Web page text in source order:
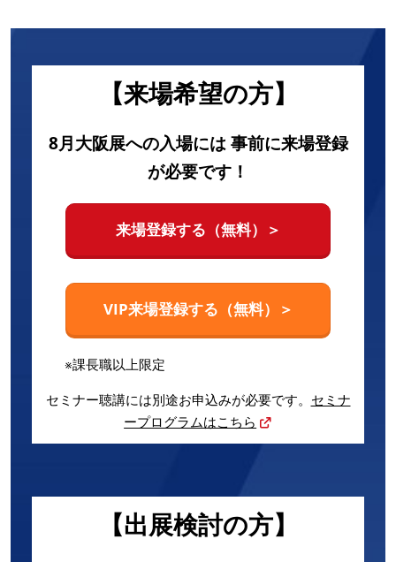
【来場希望の方】
8月大阪展への入場には 事前に来場登録
が必要です！
来場登録する（無料）＞
VIP来場登録する（無料）＞
※課長職以上限定
セミナー聴講には別途お申込みが必要です。 セミナ
ープログラムはこちら
【出展検討の方】